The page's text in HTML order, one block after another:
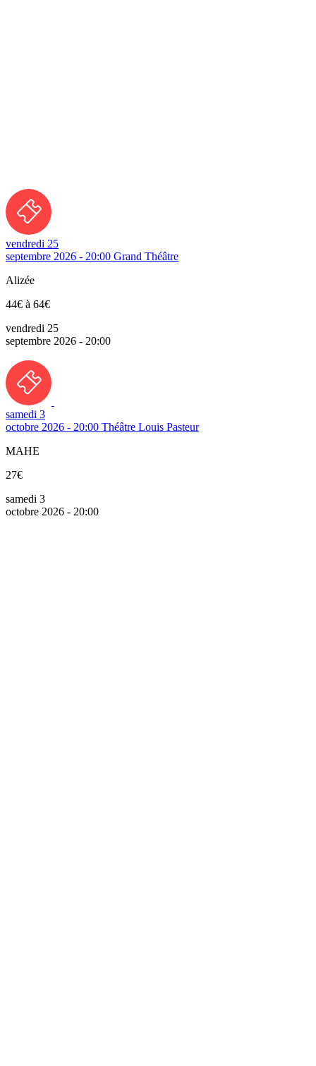
vendredi 25
septembre 2026 - 20:00 Grand Théâtre
Alizée
44€ à 64€
vendredi 25
septembre 2026 - 20:00
samedi 3
octobre 2026 - 20:00 Théâtre Louis Pasteur
MAHE
27€
samedi 3
octobre 2026 - 20:00